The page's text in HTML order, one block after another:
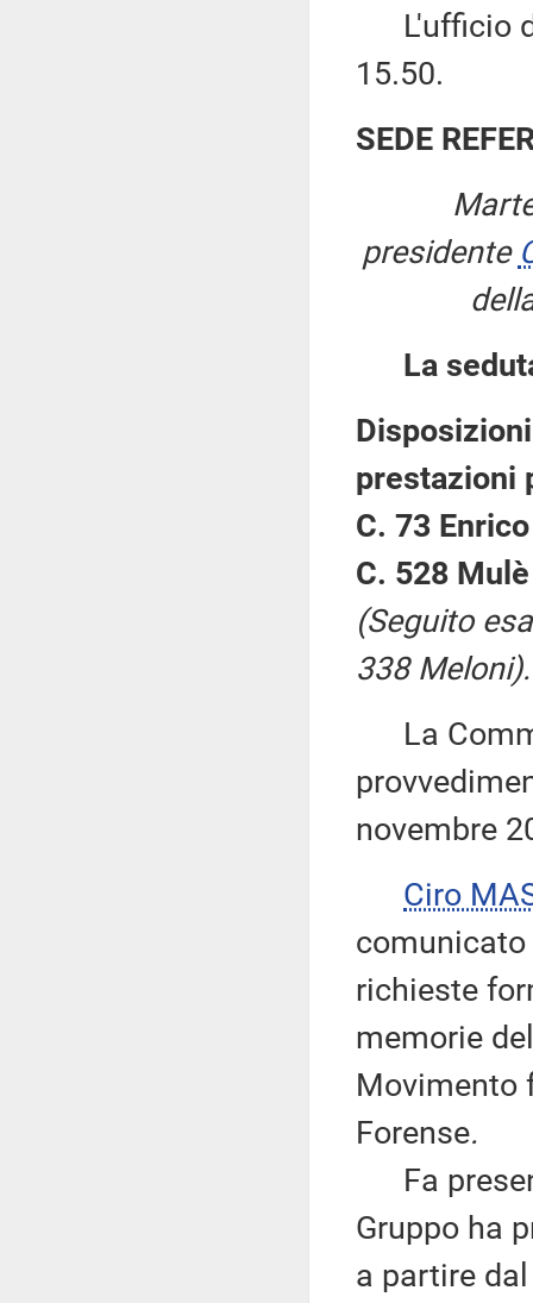
L'ufficio di
15.50.
SEDE
presidente
La
prestazioni
C. 73
C. 528
(Seguito
338 Meloni).
La
novembre
Ciro
comunicato
richieste
memorie
Movimento
Forense.
Fa
Gruppo ha
a partire